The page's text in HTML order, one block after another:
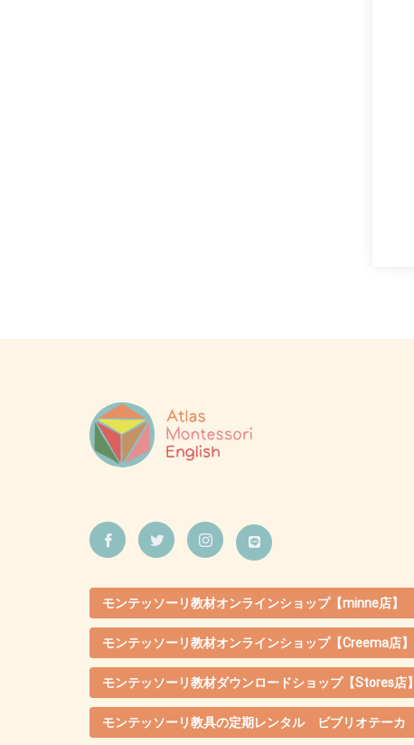
モンテッソーリ教材オンラインショップ【minne店】
モンテッソーリ教材オンラインショップ【Creema店】
モンテッソーリ教材ダウンロードショップ【Stores店】
モンテッソーリ教具の定期レンタル ビブリオテーカ